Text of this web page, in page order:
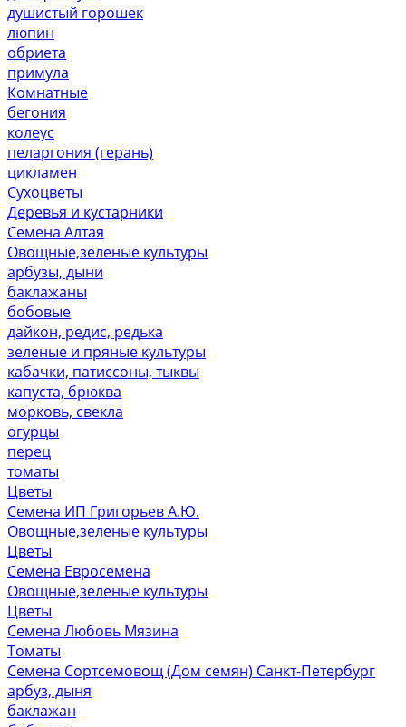
душистый горошек
люпин
обриета
примула
Комнатные
бегония
колеус
пеларгония (герань)
цикламен
Сухоцветы
Деревья и кустарники
Семена Алтая
Овощные,зеленые культуры
арбузы, дыни
баклажаны
бобовые
дайкон, редис, редька
зеленые и пряные культуры
кабачки, патиссоны, тыквы
капуста, брюква
морковь, свекла
огурцы
перец
томаты
Цветы
Семена ИП Григорьев А.Ю.
Овощные,зеленые культуры
Цветы
Семена Евросемена
Овощные,зеленые культуры
Цветы
Семена Любовь Мязина
Томаты
Семена Сортсемовощ (Дом семян) Санкт-Петербург
арбуз, дыня
баклажан